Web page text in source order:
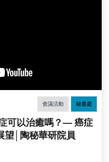
會議活動 秘書處
可以治癒嗎？— 癌症
望│陶秘華研院員